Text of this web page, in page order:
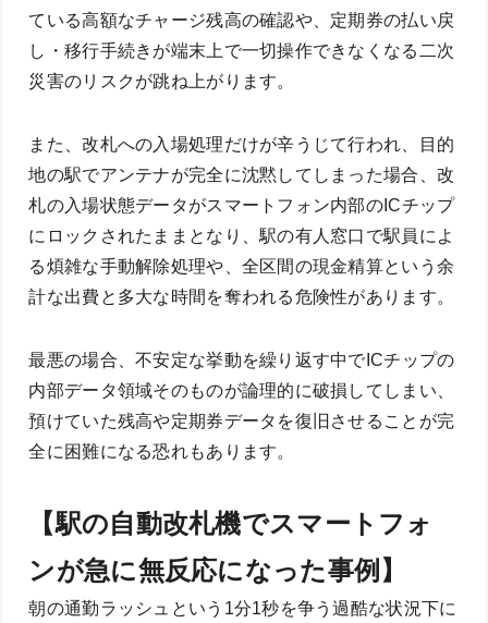
ている高額なチャージ残高の確認や、定期券の払い戻
し・移行手続きが端末上で一切操作できなくなる二次
災害のリスクが跳ね上がります。
また、改札への入場処理だけが辛うじて行われ、目的
地の駅でアンテナが完全に沈黙してしまった場合、改
札の入場状態データがスマートフォン内部のICチップ
にロックされたままとなり、駅の有人窓口で駅員によ
る煩雑な手動解除処理や、全区間の現金精算という余
計な出費と多大な時間を奪われる危険性があります。
最悪の場合、不安定な挙動を繰り返す中でICチップの
内部データ領域そのものが論理的に破損してしまい、
預けていた残高や定期券データを復旧させることが完
全に困難になる恐れもあります。
【駅の自動改札機でスマートフォ
ンが急に無反応になった事例】
朝の通勤ラッシュという1分1秒を争う過酷な状況下に